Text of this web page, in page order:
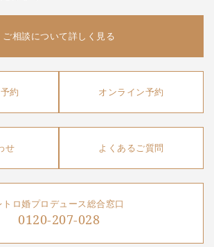
ご相談について詳しく見る
約 オンライン予約
せ よくあるご質問
トロ婚プロデュース総合窓口
0120-207-028